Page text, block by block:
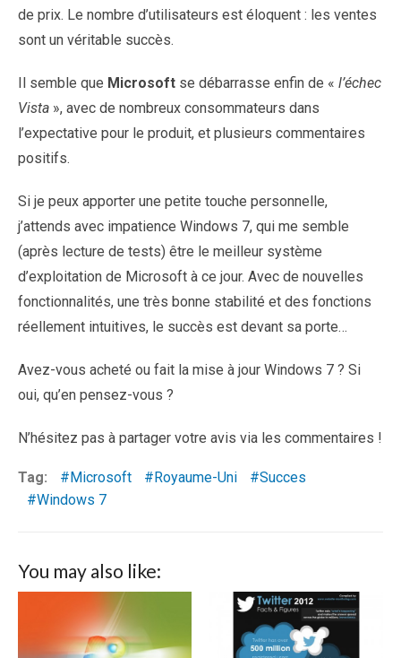
de prix. Le nombre d’utilisateurs est éloquent : les ventes
sont un véritable succès.
Il semble que Microsoft se débarrasse enfin de « l’échec
Vista », avec de nombreux consommateurs dans
l’expectative pour le produit, et plusieurs commentaires
positifs.
Si je peux apporter une petite touche personnelle,
j’attends avec impatience Windows 7, qui me semble
(après lecture de tests) être le meilleur système
d’exploitation de Microsoft à ce jour. Avec de nouvelles
fonctionnalités, une très bonne stabilité et des fonctions
réellement intuitives, le succès est devant sa porte…
Avez-vous acheté ou fait la mise à jour Windows 7 ? Si
oui, qu’en pensez-vous ?
N’hésitez pas à partager votre avis via les commentaires !
Tag: Microsoft Royaume-Uni
Succes
Windows 7
You may also like: